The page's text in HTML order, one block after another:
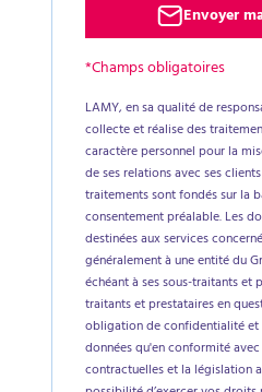
Envoyer
*Champs obligatoires
LAMY, en sa qualité de
collecte et réalise des
caractère personnel pour la
de ses relations avec ses
traitements sont fondés sur la
consentement préalable. Les
destinées aux services
généralement à une entité du
échéant à ses sous-traitants et
traitants et prestataires en
obligation de confidentialité et
données qu'en conformité
contractuelles et la législation